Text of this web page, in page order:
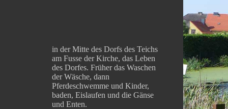
in der Mitte des Dorfs des Teichs
am Fusse der Kirche, das Leben
des Dorfes. Früher das Waschen
der Wäsche, dann
Pferdeschwemme und Kinder,
baden, Eislaufen und die Gänse
und Enten.